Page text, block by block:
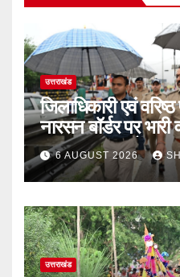
उत्तराखंड
जिलाधिकारी एवं
नारसन बॉर्डर पर
यात्रा व्यवस्थाओं का
6 AUGUST 2026
उत्तराखंड